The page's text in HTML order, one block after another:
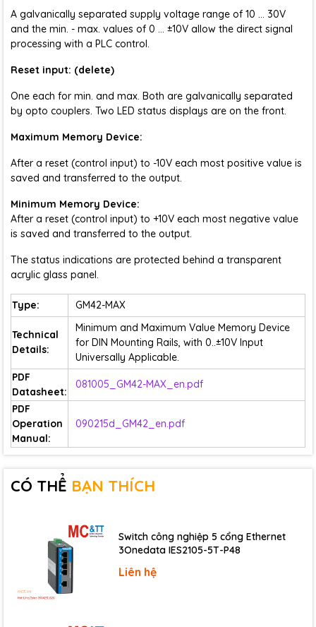
A galvanically separated supply voltage range of 10 ... 30V
and the min. - max. values of 0 ... ±10V allow the direct signal
processing with a PLC control.
Reset input: (delete)
One each for min. and max. Both are galvanically separated
by opto couplers. Two LED status displays are on the front.
Maximum Memory Device:
After a reset (control input) to -10V each most positive value is
saved and transferred to the output.
Minimum Memory Device:
After a reset (control input) to +10V each most negative value
is saved and transferred to the output.
The status indications are protected behind a transparent
acrylic glass panel.
Type: GM42-MAX
Technical
Details:
Minimum and Maximum Value Memory Device
for DIN Mounting Rails, with 0..±10V Input
Universally Applicable.
PDF
Datasheet:
081005_GM42-MAX_en.pdf
PDF
Operation
Manual:
090215d_GM42_en.pdf
CÓ THỂ BẠN THÍCH
Switch công nghiệp 5 cổng Ethernet
3Onedata IES2105-5T-P48
Liên hệ